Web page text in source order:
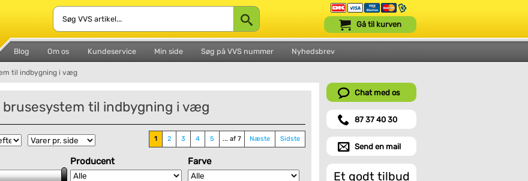
Blog Om os Kundeservice Min side Søg på VVS nummer Nyhedsbrev
Gå til kurven
til indbygning i væg
brusesystem til indbygning i væg
1 2 3 4 5 ... af 7 Næste Sidste
Producent Farve
Chat med os
87 37 40 30
Send en mail
Et godt tilbud